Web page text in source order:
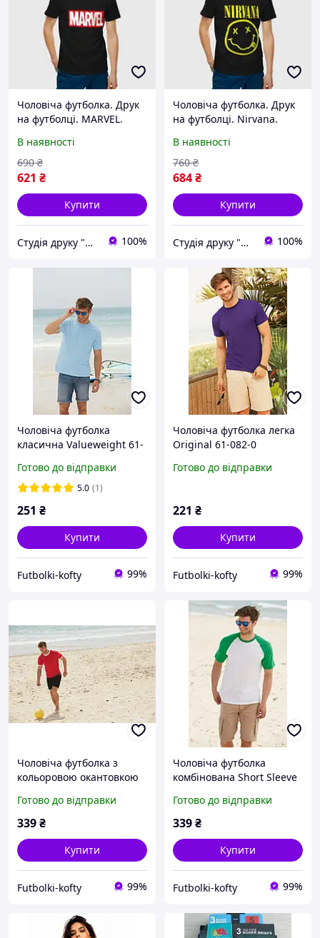
Чоловіча футболка. Друк
на футболці. MARVEL.
В наявності
621 ₴
690 ₴
Купити
Студія друку "Hard Print" 100%
Чоловіча футболка. Друк
на футболці. Nirvana.
В наявності
684₴
760 ₴
Купити
Студія друку "Hard Print" 100%
Чоловіча футболка
класична Valueweight 61-
Готово до відправки
5.0 (1)
251 ₴
Купити
Futbolki-kofty 99%
Чоловіча футболка легка
Original 61-082-0
Готово до відправки
221 ₴
Купити
Futbolki-kofty 99%
Чоловіча футболка з
кольоровою окантовкою
Готово до відправки
339₴
Купити
Futbolki-kofty 99%
Чоловіча футболка
комбінована Short Sleeve
Готово до відправки
339₴
Купити
Futbolki-kofty 99%